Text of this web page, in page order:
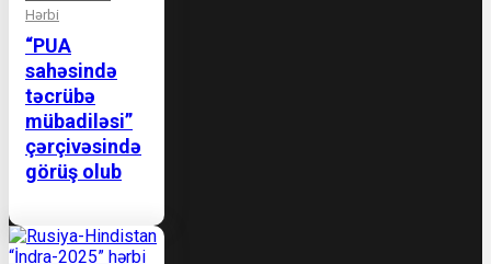
Hərbi
“PUA
sahəsində
təcrübə
mübadiləsi”
çərçivəsində
görüş olub